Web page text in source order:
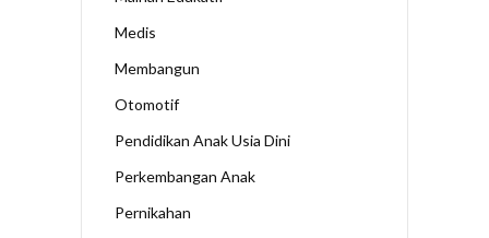
Medis
Membangun
Otomotif
Pendidikan Anak Usia Dini
Perkembangan Anak
Pernikahan